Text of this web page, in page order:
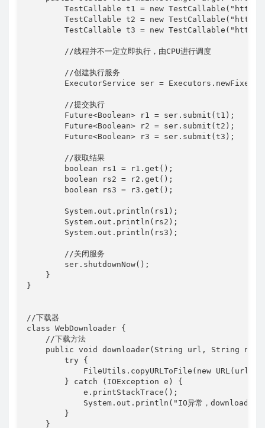
TestCallable t1 = new
TestCallable t2 = new
TestCallable t3 = new
        //线程并不一定立即执行，由CPU进行调度
        //创建执行服务
ExecutorService ser =
        //提交执行
        Future<Boolean> r1 = ser.submit(t1);
        Future<Boolean> r2 = ser.submit(t2);
        Future<Boolean> r3 = ser.submit(t3);
        //获取结果
        boolean rs1 = r1.get();
        boolean rs2 = r2.get();
        boolean rs3 = r3.get();
        System.out.println(rs1);
        System.out.println(rs2);
        System.out.println(rs3);
        //关闭服务
        ser.shutdownNow();
    }
}
//下载器
class WebDownloader {
    //下载方法
public void downloader(String url, String
        try {
FileUtils.copyURLToFile(new URL(url),
        } catch (IOException e) {
            e.printStackTrace();
System.out.println("IO异常，downloader方
        }
    }